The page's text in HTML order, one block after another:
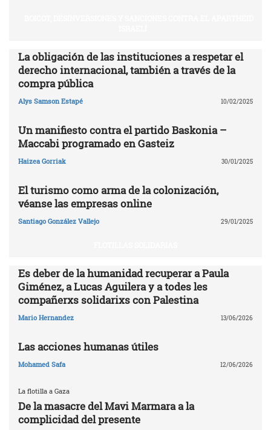
La obligación de las instituciones a respetar el
derecho internacional, también a través de la
compra pública
Alys Samson Estapé 10/02/2025
Un manifiesto contra el partido Baskonia –
Maccabi programado en Gasteiz
Haizea Gorriak 30/01/2025
El turismo como arma de la colonización,
véanse las empresas online
Santiago González Vallejo 29/01/2025
Es deber de la humanidad recuperar a Paula
Giménez, a Lucas Aguilera y a todes les
compañerxs solidarixs con Palestina
Mario Hernandez 13/06/2026
Las acciones humanas útiles
Mohamed Safa 12/06/2026
La flotilla a Gaza
De la masacre del Mavi Marmara a la
complicidad del presente